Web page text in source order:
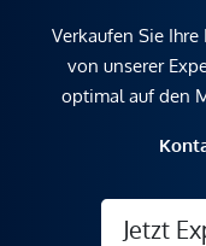
Verkaufen Sie
von unserer
optimal auf den
Jetzt